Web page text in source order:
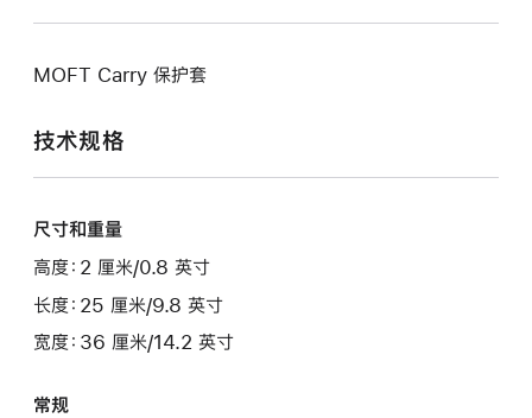
MOFT Carry 保护套
技术规格
尺寸和重量
高度：2 厘米/0.8 英寸
长度：25 厘米/9.8 英寸
宽度：36 厘米/14.2 英寸
常规